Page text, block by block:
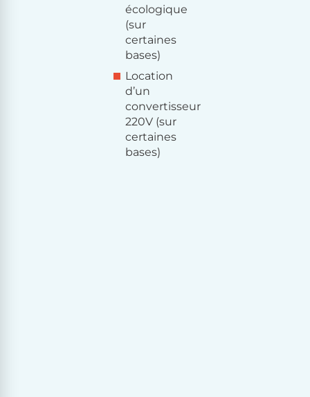
écologique
(sur
certaines
bases)
Location
d’un
convertisseur
220V (sur
certaines
bases)